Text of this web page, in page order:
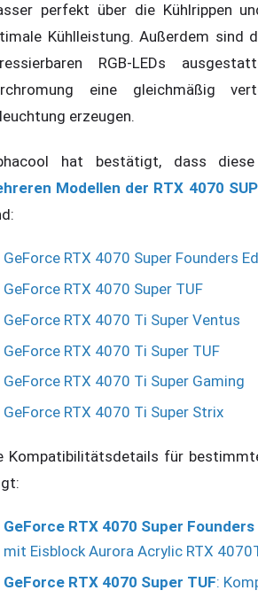
perfekt über die Kühlrippen
Kühlleistung. Außerdem sind
RGB-LEDs
eine gleichmäßig
erzeugen.
hat bestätigt, dass diese
Modellen der RTX 4070
GeForce RTX 4070 Super Founders
GeForce RTX 4070 Super TUF
GeForce RTX 4070 Ti Super Ventus
GeForce RTX 4070 Ti Super TUF
GeForce RTX 4070 Ti Super Gaming
GeForce RTX 4070 Ti Super Strix
Kompatibilitätsdetails für
GeForce RTX 4070 Super
mit Eisblock Aurora Acrylic RTX
GeForce RTX 4070 Super TUF: